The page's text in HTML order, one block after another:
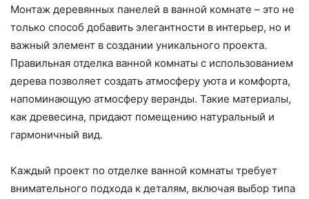
Монтаж деревянных панелей в ванной комнате – это не
только способ добавить элегантности в интерьер, но и
важный элемент в создании уникального проекта.
Правильная отделка ванной комнаты с использованием
дерева позволяет создать атмосферу уюта и комфорта,
напоминающую атмосферу веранды. Такие материалы,
как древесина, придают помещению натуральный и
гармоничный вид.
Каждый проект по отделке ванной комнаты требует
внимательного подхода к деталям, включая выбор типа